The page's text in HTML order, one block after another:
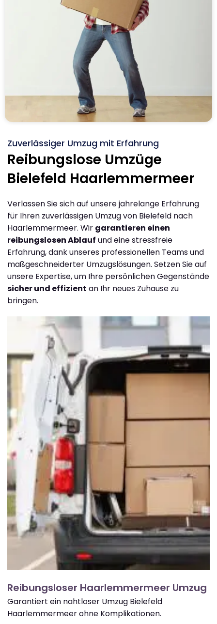
Zuverlässiger Umzug mit Erfahrung
Reibungslose Umzüge
Bielefeld Haarlemmermeer
Verlassen Sie sich auf unsere jahrelange Erfahrung
für Ihren zuverlässigen Umzug von Bielefeld nach
Haarlemmermeer. Wir garantieren einen
reibungslosen Ablauf und eine stressfreie
Erfahrung, dank unseres professionellen Teams und
maßgeschneiderter Umzugslösungen. Setzen Sie auf
unsere Expertise, um Ihre persönlichen Gegenstände
sicher und effizient an Ihr neues Zuhause zu
bringen.
Reibungsloser Haarlemmermeer Umzug
Garantiert ein nahtloser Umzug Bielefeld
Haarlemmermeer ohne Komplikationen.